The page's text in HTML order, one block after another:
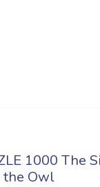
1000 The
the Owl